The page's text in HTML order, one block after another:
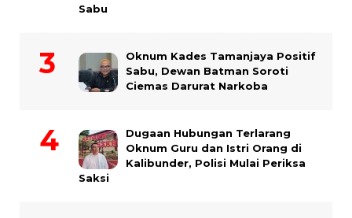
Sabu
Oknum Kades Tamanjaya Positif
Sabu, Dewan Batman Soroti
Ciemas Darurat Narkoba
Dugaan Hubungan Terlarang
Oknum Guru dan Istri Orang di
Kalibunder, Polisi Mulai Periksa
Saksi